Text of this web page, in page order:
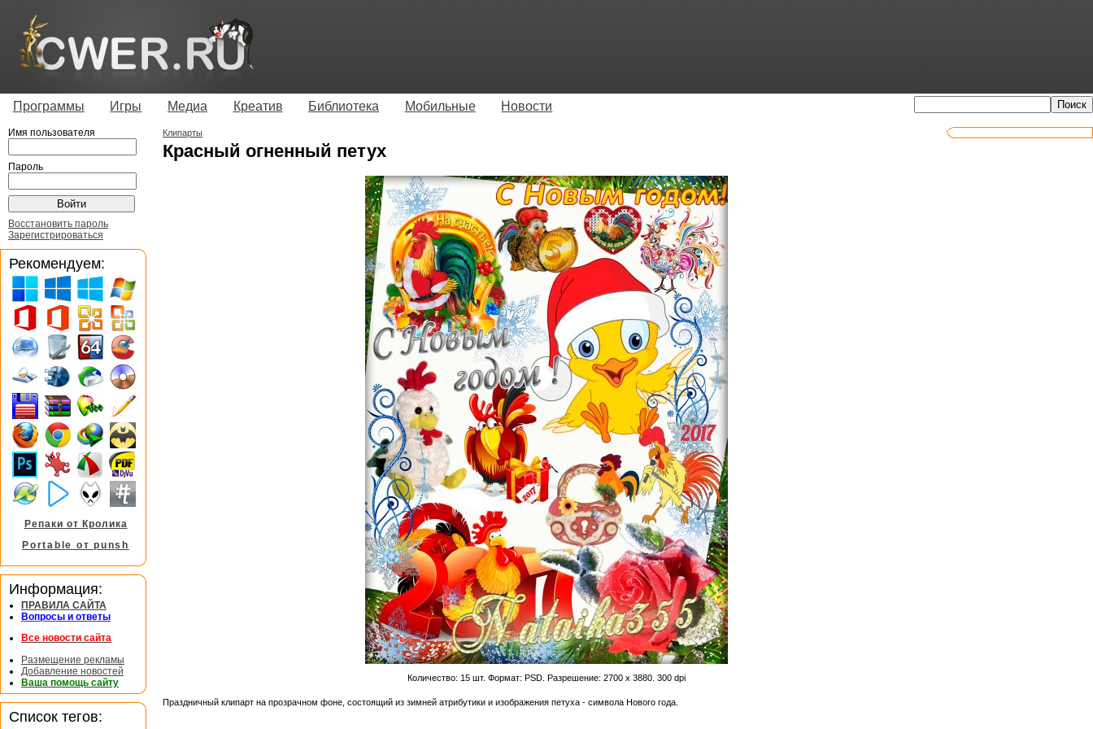
Программы Игры Медиа Креатив Библиотека Мобильные Новости
Клипарты
Красный огненный петух
Количество: 15 шт. Формат: PSD. Разрешение: 2700 x 3880. 300 dpi
Праздничный клипарт на прозрачном фоне, состоящий из зимней атрибутики и изображения петуха - символа Нового года.
Имя пользователя
Пароль
Восстановить пароль
Зарегистрироваться
Рекомендуем:
Репаки от Кролика
Portable от punsh
Информация:
ПРАВИЛА САЙТА
Вопросы и ответы
Все новости сайта
Размещение рекламы
Добавление новостей
Ваша помощь сайту
Список тегов: